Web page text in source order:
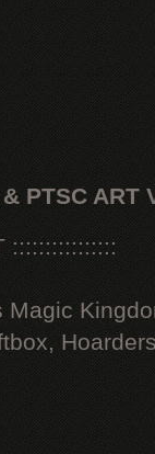
PTSC ART
::::::::::::::::
Magic